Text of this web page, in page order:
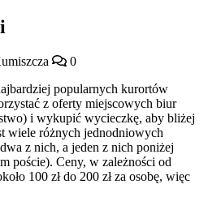
0
popularnych kurortów
z oferty miejscowych biur
i wykupić wycieczkę, aby bliżej
wiele różnych jednodniowych
z nich, a jeden z nich poniżej
poście). Ceny, w zależności od
100 zł do 200 zł za osobę, więc